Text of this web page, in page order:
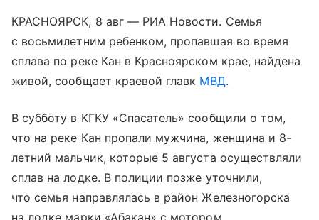
КРАСНОЯРСК, 8 авг — РИА Новости. Семья
с восьмилетним ребенком, пропавшая во время
сплава по реке Кан в Красноярском крае, найдена
живой, сообщает краевой главк МВД.
В субботу в КГКУ «Спасатель» сообщили о том,
что на реке Кан пропали мужчина, женщина и 8-
летний мальчик, которые 5 августа осуществляли
сплав на лодке. В полиции позже уточнили,
что семья направлялась в район Железногорска